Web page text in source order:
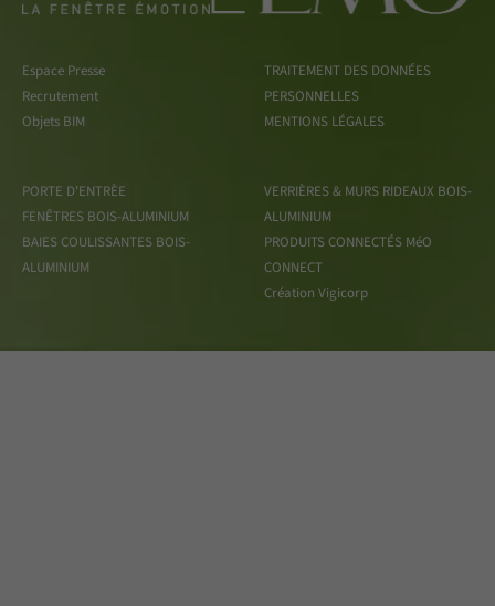
Espace Presse
Recrutement
Objets BIM
TRAITEMENT DES DONNÉES
PERSONNELLES
MENTIONS LÉGALES
PORTE D'ENTRÈE
FENÊTRES BOIS-ALUMINIUM
BAIES COULISSANTES BOIS-
ALUMINIUM
VERRIÈRES & MURS RIDEAUX BOIS-
ALUMINIUM
PRODUITS CONNECTÉS MéO
CONNECT
Création Vigicorp